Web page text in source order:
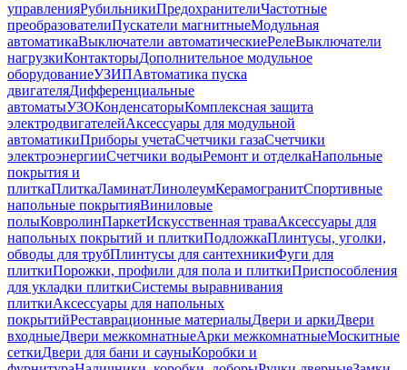
управленияРубильникиПредохранителиЧастотные
преобразователиПускатели магнитныеМодульная
автоматикаВыключатели автоматическиеРелеВыключатели
нагрузкиКонтакторыДополнительное модульное
оборудованиеУЗИПАвтоматика пуска
двигателяДифференциальные
автоматыУЗОКонденсаторыКомплексная защита
электродвигателейАксессуары для модульной
автоматикиПриборы учетаСчетчики газаСчетчики
электроэнергииСчетчики водыРемонт и отделкаНапольные
покрытия и
плиткаПлиткаЛаминатЛинолеумКерамогранитСпортивные
напольные покрытияВиниловые
полыКовролинПаркетИскусственная траваАксессуары для
напольных покрытий и плиткиПодложкаПлинтусы, уголки,
обводы для трубПлинтусы для сантехникиФуги для
плиткиПорожки, профили для пола и плиткиПриспособления
для укладки плиткиСистемы выравнивания
плиткиАксессуары для напольных
покрытийРеставрационные материалыДвери и аркиДвери
входныеДвери межкомнатныеАрки межкомнатныеМоскитные
сеткиДвери для бани и сауныКоробки и